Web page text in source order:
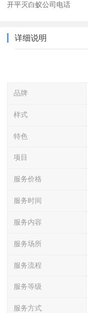
开平灭白蚁公司电话
详细说明
品牌
样式
特色
项目
服务价格
服务时间
服务内容
服务场所
服务流程
服务等级
服务方式